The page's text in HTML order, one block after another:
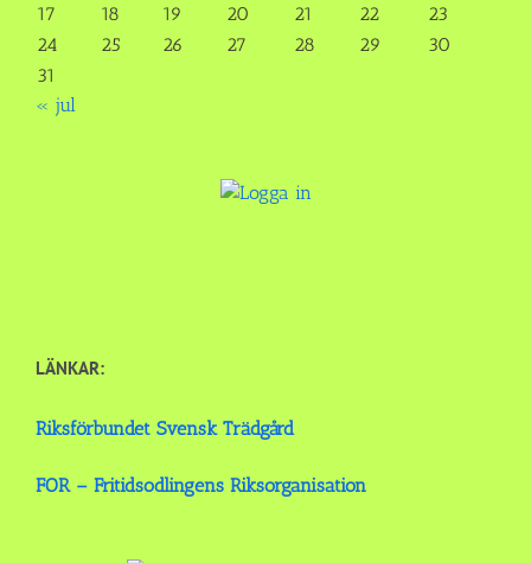
17
18 19 20 21 22
23
24
25 26 27 28 29
30
31
« jul
LÄNKAR:
Riksförbundet Svensk Trädgård
FOR – Fritidsodlingens Riksorganisation